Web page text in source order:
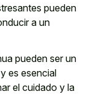
pueden
a un
pueden ser un
es esencial
el cuidado y la